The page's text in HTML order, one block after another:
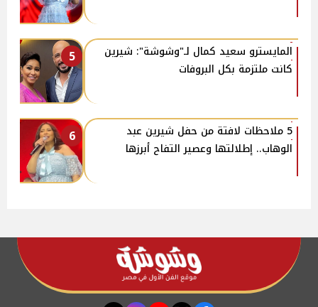
5
المايسترو سعيد كمال لـ"وشوشة": شيرين
كانت ملتزمة بكل البروفات
6
5 ملاحظات لافتة من حفل شيرين عبد
الوهاب.. إطلالتها وعصير التفاح أبرزها